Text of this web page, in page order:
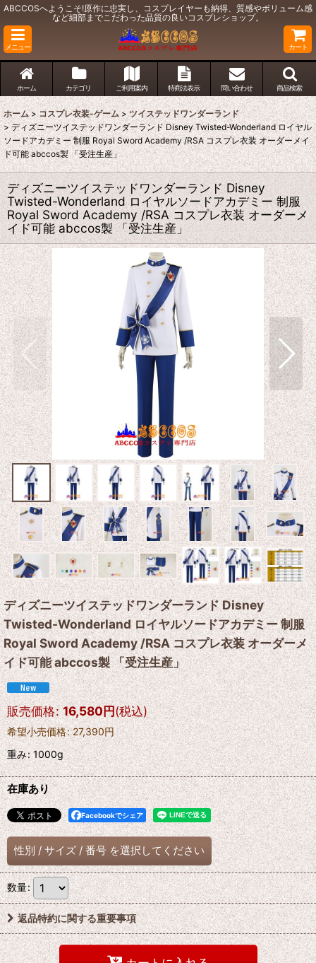
ABCCOSへようこそ!原作に忠実し、コスプレイヤーも納得、質感やボリューム感
など細部までこだわった品質の良いコスプレショップ。
メニュー カート
ホーム カテゴリ ご利用案内 特商法表示 問い合わせ 商品検索
ホーム > コスプレ衣装-ゲーム > ツイステッドワンダーランド
> ディズニーツイステッドワンダーランド Disney Twisted-Wonderland ロイヤル
ソードアカデミー 制服 Royal Sword Academy /RSA コスプレ衣装 オーダーメイ
ド可能 abccos製 「受注生産」
ディズニーツイステッドワンダーランド Disney
Twisted-Wonderland ロイヤルソードアカデミー 制服
Royal Sword Academy /RSA コスプレ衣装 オーダーメ
イド可能 abccos製 「受注生産」
ディズニーツイステッドワンダーランド Disney
Twisted-Wonderland ロイヤルソードアカデミー 制服
Royal Sword Academy /RSA コスプレ衣装 オーダーメ
イド可能 abccos製 「受注生産」
販売価格: 16,580円(税込)
希望小売価格: 27,390円
重み:1000g
在庫あり
Facebookでシェア
性別 / サイズ / 番号 を選択してください
数量:
返品特約に関する重要事項